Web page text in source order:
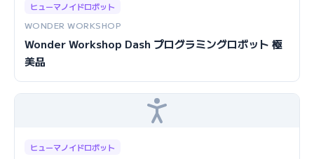
ヒューマノイドロボット
WONDER WORKSHOP
Wonder Workshop Dash プログラミングロボット 極
美品
ヒューマノイドロボット